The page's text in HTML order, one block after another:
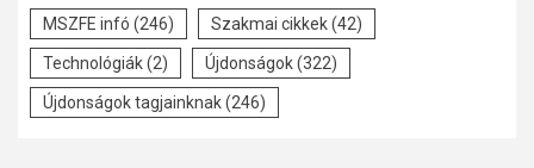
MSZFE infó (246) Szakmai cikkek(42)
Technológiák(2) Újdonságok(322)
Újdonságok tagjainknak(246)